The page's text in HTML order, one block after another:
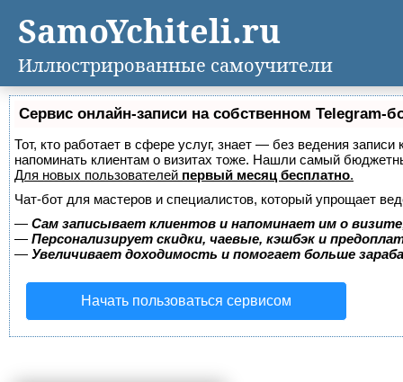
Сервис онлайн-записи на собственном Telegram-
Тот, кто работает в сфере услуг, знает — без ведения
напоминать клиентам о визитах тоже. Нашли самый
Для новых пользователей первый месяц бесплатно.
Чат-бот для мастеров и специалистов, который упрощает
— Сам записывает клиентов и напоминает им о
— Персонализирует скидки, чаевые, кэшбэк и
— Увеличивает доходимость и помогает больше
Начать пользоваться сервисом
SamoYchiteli.ru
Иллюстрированные самоучители